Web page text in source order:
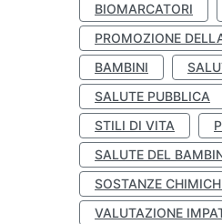
BIOMARCATORI
PROMOZIONE
BAMBINI
SALUTE PUBBLICA
STILI DI VITA
SALUTE DEL
SOSTANZE
VALUTAZIONE